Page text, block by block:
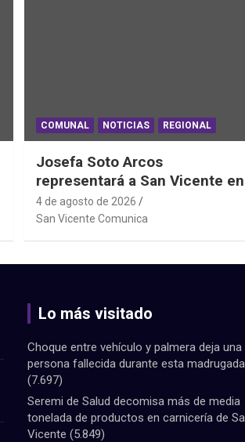
COMUNAL NOTICIAS REGIONAL
Josefa Soto Arcos
representará a San Vicente en
el Mundial Junior de
Powerlifting Sudáfrica 2026
4 de agosto de 2026
San Vicente Comunica
Lo más visitado
Choque entre vehículo y palmera deja una
persona fallecida durante esta madrugada
(7.697)
Seremi de Salud decomisa más de media
tonelada de productos en carnicería de
Vicente (5.849)